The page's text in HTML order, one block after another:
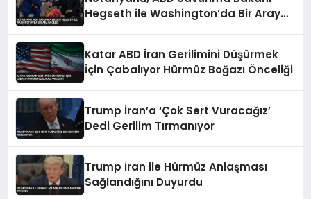
Hegseth ile Washington’da Bir Araya
Katar ABD İran Gerilimini Düşürmek
İçin Çabalıyor Hürmüz Boğazı Önceliği
Trump İran’a ‘Çok Sert Vuracağız’
Dedi Gerilim Tırmanıyor
Trump İran ile Hürmüz Anlaşması
Sağlandığını Duyurdu